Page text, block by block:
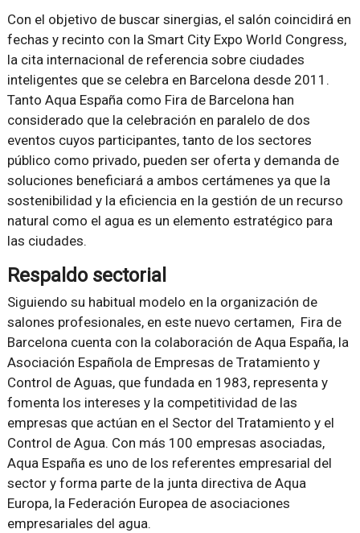
Con el objetivo de buscar sinergias, el salón coincidirá en
fechas y recinto con la Smart City Expo World Congress,
la cita internacional de referencia sobre ciudades
inteligentes que se celebra en Barcelona desde 2011.
Tanto Aqua España como Fira de Barcelona han
considerado que la celebración en paralelo de dos
eventos cuyos participantes, tanto de los sectores
público como privado, pueden ser oferta y demanda de
soluciones beneficiará a ambos certámenes ya que la
sostenibilidad y la eficiencia en la gestión de un recurso
natural como el agua es un elemento estratégico para
las ciudades.
Respaldo sectorial
Siguiendo su habitual modelo en la organización de
salones profesionales, en este nuevo certamen, Fira de
Barcelona cuenta con la colaboración de Aqua España, la
Asociación Española de Empresas de Tratamiento y
Control de Aguas, que fundada en 1983, representa y
fomenta los intereses y la competitividad de las
empresas que actúan en el Sector del Tratamiento y el
Control de Agua. Con más 100 empresas asociadas,
Aqua España es uno de los referentes empresarial del
sector y forma parte de la junta directiva de Aqua
Europa, la Federación Europea de asociaciones
empresariales del agua.